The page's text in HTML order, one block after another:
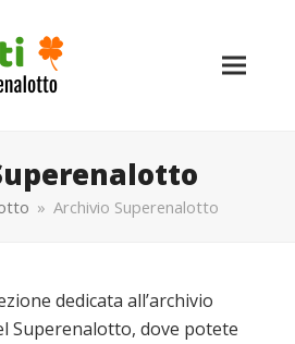
» Archivio Superenalotto
dedicata all’archivio
Superenalotto, dove potete